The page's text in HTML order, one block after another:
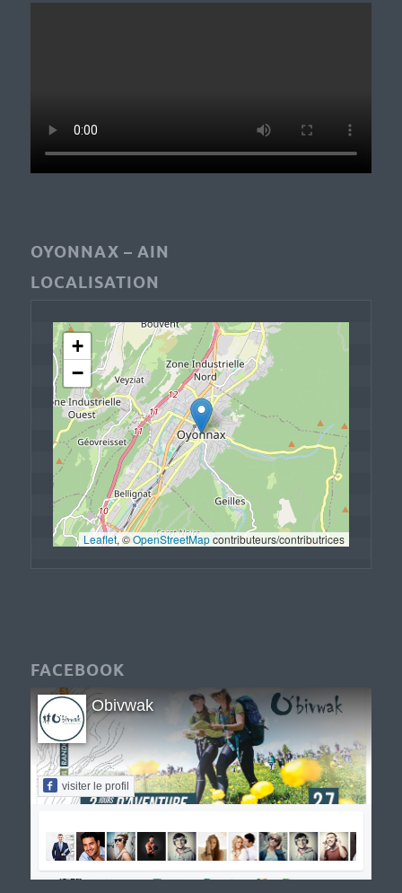
OYONNAX – AIN
LOCALISATION
+
−
Leaflet, © OpenStreetMap contributeurs/contributrices
FACEBOOK
Obivwak
visiter le profil